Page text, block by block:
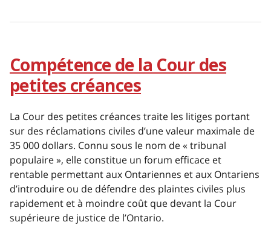
Compétence de la Cour des
petites créances
La Cour des petites créances traite les litiges portant
sur des réclamations civiles d’une valeur maximale de
35 000 dollars. Connu sous le nom de « tribunal
populaire », elle constitue un forum efficace et
rentable permettant aux Ontariennes et aux Ontariens
d’introduire ou de défendre des plaintes civiles plus
rapidement et à moindre coût que devant la Cour
supérieure de justice de l’Ontario.